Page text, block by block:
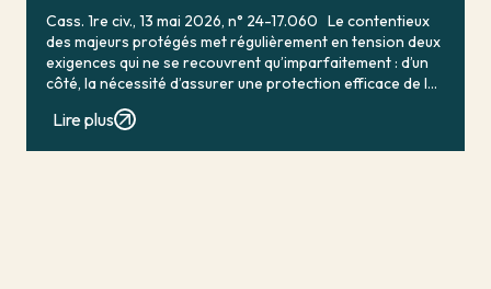
Cass. 1re civ., 13 mai 2026, n° 24-17.060 Le contentieux
des majeurs protégés met régulièrement en tension deux
exigences qui ne se recouvrent qu’imparfaitement : d’un
côté, la nécessité d’assurer une protection efficace de la
Lire plus